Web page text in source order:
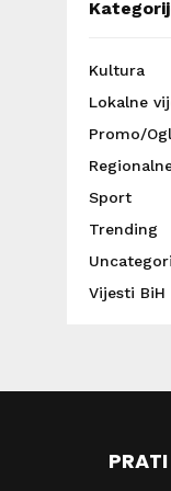
Kultura
Lokalne
Promo/
Sport
Trending
Vijesti BiH